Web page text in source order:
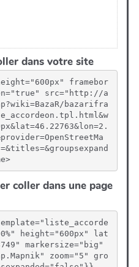
dans votre site
framebor
src="http://a
bazarifra
coller dans une page
height="600px" lat
markersize="big"
zoom="5" gro